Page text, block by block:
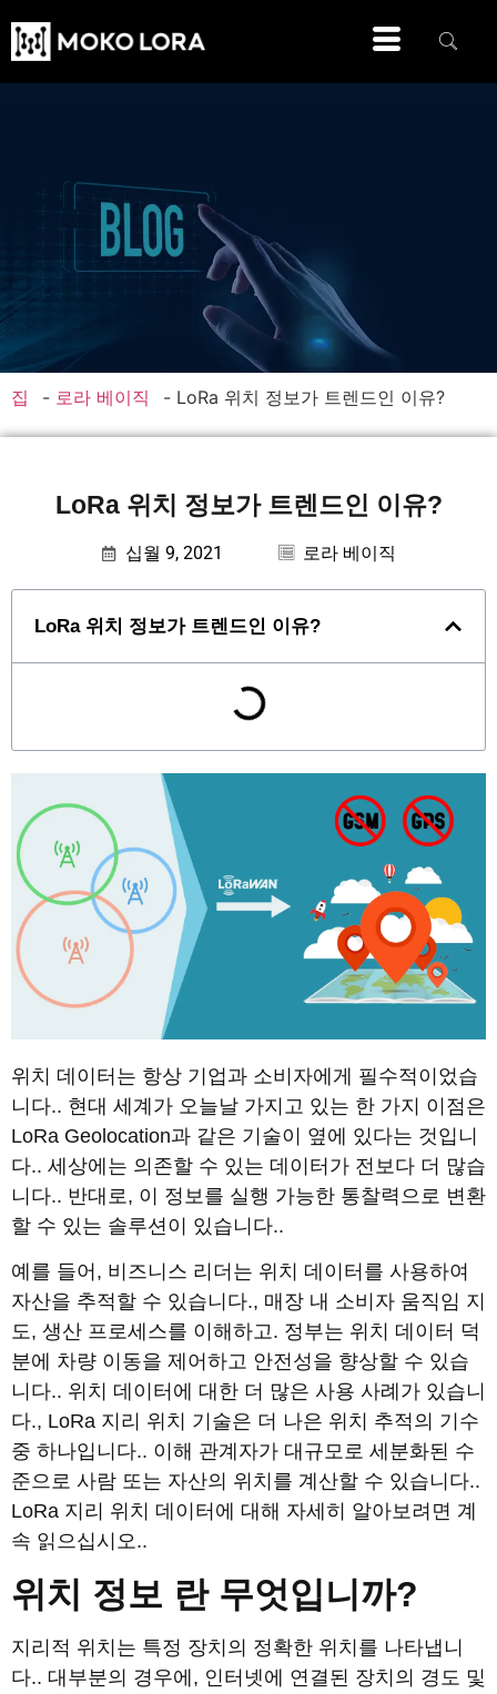
집 - 로라 베이직 - LoRa 위치 정보가 트렌드인 이유?
LoRa 위치 정보가 트렌드인 이유?
십월 9, 2021 로라 베이직
LoRa 위치 정보가 트렌드인 이유?
위치 데이터는 항상 기업과 소비자에게 필수적이었습
니다.. 현대 세계가 오늘날 가지고 있는 한 가지 이점은
LoRa Geolocation과 같은 기술이 옆에 있다는 것입니
다.. 세상에는 의존할 수 있는 데이터가 전보다 더 많습
니다.. 반대로, 이 정보를 실행 가능한 통찰력으로 변환
할 수 있는 솔루션이 있습니다..
예를 들어, 비즈니스 리더는 위치 데이터를 사용하여
자산을 추적할 수 있습니다., 매장 내 소비자 움직임 지
도, 생산 프로세스를 이해하고. 정부는 위치 데이터 덕
분에 차량 이동을 제어하고 안전성을 향상할 수 있습
니다.. 위치 데이터에 대한 더 많은 사용 사례가 있습니
다., LoRa 지리 위치 기술은 더 나은 위치 추적의 기수
중 하나입니다.. 이해 관계자가 대규모로 세분화된 수
준으로 사람 또는 자산의 위치를 ​​계산할 수 있습니다..
LoRa 지리 위치 데이터에 대해 자세히 알아보려면 계
속 읽으십시오..
위치 정보 란 무엇입니까?
지리적 위치는 특정 장치의 정확한 위치를 나타냅니
다.. 대부분의 경우에, 인터넷에 연결된 장치의 경도 및